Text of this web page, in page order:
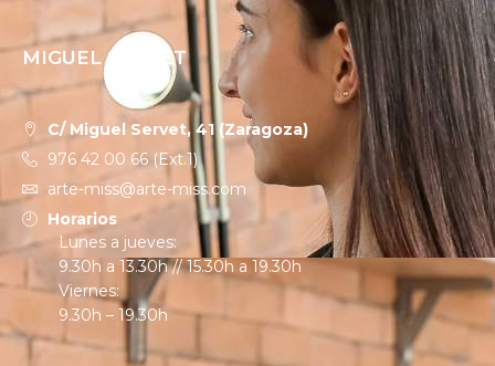
MIGUEL SERVET
C/ Miguel Servet, 41 (Zaragoza)
976 42 00 66 (Ext.1)
arte-miss@arte-miss.com
Horarios
Lunes a jueves:
9.30h a 13.30h // 15.30h a 19.30h
Viernes:
9.30h – 19.30h